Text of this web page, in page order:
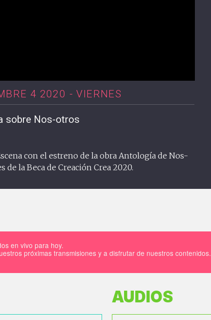
4 2020 - VIERNES
sobre Nos-otros
con el estreno de la obra Antología de Nos-
la Beca de Creación Crea 2020.
en vivo para hoy.
próximas transmisiones y a disfrutar de nuestros contenidos.
AUDIOS